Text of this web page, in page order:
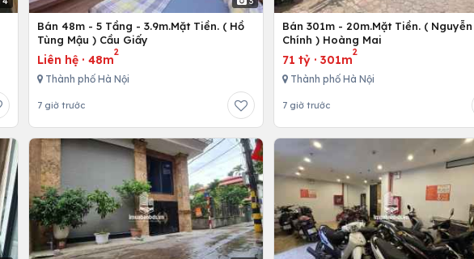
Bán 48m - 5 Tầng - 3.9m.Mặt Tiền. ( Hồ
Tùng Mậu ) Cầu Giấy
Liên hệ ·48m
2
Thành phố Hà Nội
7 giờ trước
Bán 301m - 20m.Mặt Tiền. ( Nguyễn
Chính ) Hoàng Mai
71 tỷ· 301m
2
Thành phố Hà Nội
7 giờ trước